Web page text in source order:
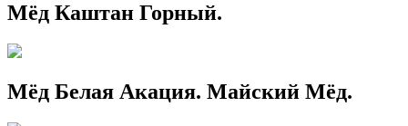
Мёд Каштан Горный.
Мёд Белая Акация. Майский Мёд.